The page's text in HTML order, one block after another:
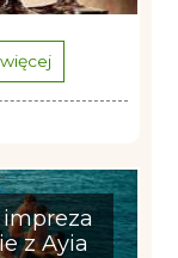
z Ayia